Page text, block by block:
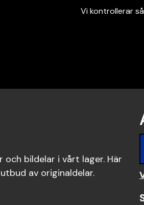
Vi kontrollerar
och bildelar i vårt lager. Här
av originaldelar.